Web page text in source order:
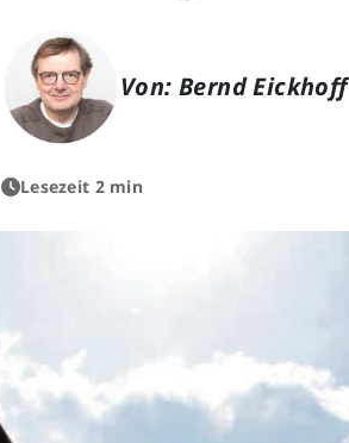
Von: Bernd Eickhoff
Lesezeit 2 min